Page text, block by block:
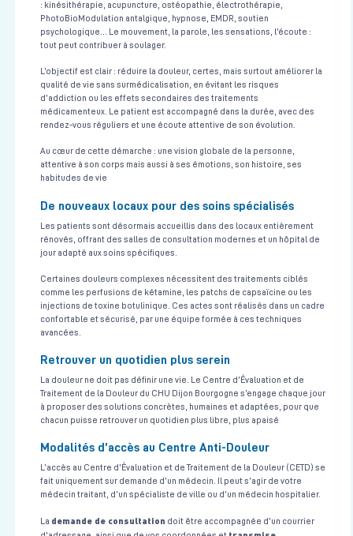
: kinésithérapie, acupuncture, ostéopathie, électrothérapie,
PhotoBioModulation antalgique, hypnose, EMDR, soutien
psychologique… Le mouvement, la parole, les sensations, l’écoute :
tout peut contribuer à soulager.
L’objectif est clair : réduire la douleur, certes, mais surtout améliorer la
qualité de vie sans surmédicalisation, en évitant les risques
d’addiction ou les effets secondaires des traitements
médicamenteux. Le patient est accompagné dans la durée, avec des
rendez-vous réguliers et une écoute attentive de son évolution.
Au cœur de cette démarche : une vision globale de la personne,
attentive à son corps mais aussi à ses émotions, son histoire, ses
habitudes de vie
De nouveaux locaux pour des soins spécialisés
Les patients sont désormais accueillis dans des locaux entièrement
rénovés, offrant des salles de consultation modernes et un hôpital de
jour adapté aux soins spécifiques.
Certaines douleurs complexes nécessitent des traitements ciblés
comme les perfusions de kétamine, les patchs de capsaïcine ou les
injections de toxine botulinique. Ces actes sont réalisés dans un cadre
confortable et sécurisé, par une équipe formée à ces techniques
avancées.
Retrouver un quotidien plus serein
La douleur ne doit pas définir une vie. Le Centre d’Évaluation et de
Traitement de la Douleur du CHU Dijon Bourgogne s’engage chaque jour
à proposer des solutions concrètes, humaines et adaptées, pour que
chacun puisse retrouver un quotidien plus libre, plus apaisé
Modalités d’accès au Centre Anti-Douleur
L’accès au Centre d’Évaluation et de Traitement de la Douleur (CETD) se
fait uniquement sur demande d’un médecin. Il peut s’agir de votre
médecin traitant, d’un spécialiste de ville ou d’un médecin hospitalier.
La demande de consultation doit être accompagnée d’un courrier